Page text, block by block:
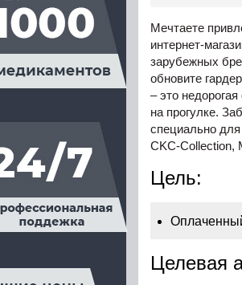
Мечтаете
интернет-
зарубежных
обновите
– это
на прогулке.
специально
CKC-Collection,
Цель:
Целевая